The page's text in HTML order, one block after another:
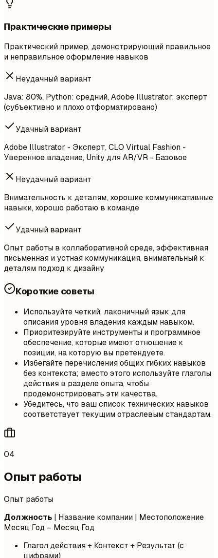
Практические примеры
Практический пример, демонстрирующий правильное
и неправильное оформление навыков
Неудачный вариант
Java: 80%, Python: средний, Adobe Illustrator: эксперт
(субъективно и плохо отформатировано)
Удачный вариант
Adobe Illustrator - Эксперт, CLO Virtual Fashion -
Уверенное владение, Unity для AR/VR - Базовое
Неудачный вариант
Внимательность к деталям, хорошие коммуникативные
навыки, хорошо работаю в команде
Удачный вариант
Опыт работы в коллаборативной среде, эффективная
письменная и устная коммуникация, внимательный к
деталям подход к дизайну
Короткие советы
Используйте четкий, лаконичный язык для
описания уровня владения каждым навыком.
Приоритезируйте инструменты и программное
обеспечение, которые имеют отношение к
позиции, на которую вы претендуете.
Избегайте перечисления общих гибких навыков
без контекста; вместо этого используйте глаголы
действия в разделе опыта, чтобы
продемонстрировать эти качества.
Убедитесь, что ваш список технических навыков
соответствует текущим отраслевым стандартам.
04
Опыт работы
Опыт работы
Должность | Название компании | Местоположение
Месяц Год – Месяц Год
Глагол действия + Контекст + Результат (с
цифрами)